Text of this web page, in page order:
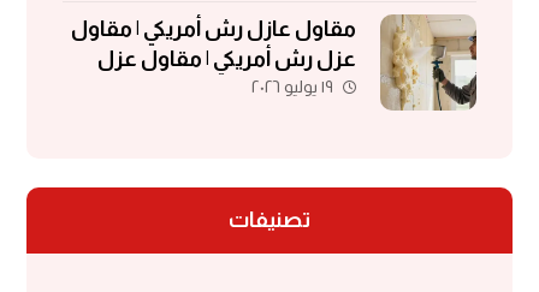
مقاول عازل رش أمريكي | مقاول
عزل رش أمريكي | مقاول عزل
فوم | مقاول فوم أمريكي
١٩ يوليو ٢٠٢٦
تصنيفات